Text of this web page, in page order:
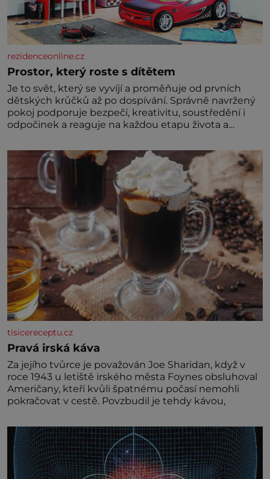
rezidenceonline.cz
Prostor, který roste s dítětem
Je to svět, který se vyvíjí a proměňuje od prvních
dětských krůčků až po dospívání. Správně navržený
pokoj podporuje bezpečí, kreativitu, soustředění i
odpočinek a reaguje na každou etapu života a
jednoduchost, měkkost a bezpečí, proto by pokoj
miminka měl působit především klidně a útulně.
Předškolní věk je
tisicereceptu.cz
Pravá irská káva
Za jejího tvůrce je považován Joe Sharidan, když v
roce 1943 u letiště irského města Foynes obsluhoval
Američany, kteří kvůli špatnému počasí nemohli
pokračovat v cestě. Povzbudil je tehdy kávou,